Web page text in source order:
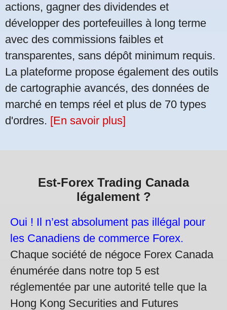
actions, gagner des dividendes et
développer des portefeuilles à long terme
avec des commissions faibles et
transparentes, sans dépôt minimum requis.
La plateforme propose également des outils
de cartographie avancés, des données de
marché en temps réel et plus de 70 types
d'ordres. [En savoir plus]
Est-Forex Trading Canada
légalement ?
Oui ! Il n’est absolument pas illégal pour
les Canadiens de commerce Forex.
Chaque société de négoce Forex Canada
énumérée dans notre top 5 est
réglementée par une autorité telle que la
Hong Kong Securities and Futures